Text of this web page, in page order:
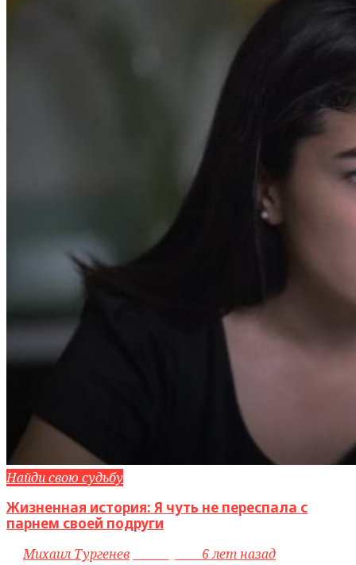
Найди свою судьбу
Жизненная история: Я чуть не переспала с
парнем своей подруги
byМихаил Тургенев
6 лет назад